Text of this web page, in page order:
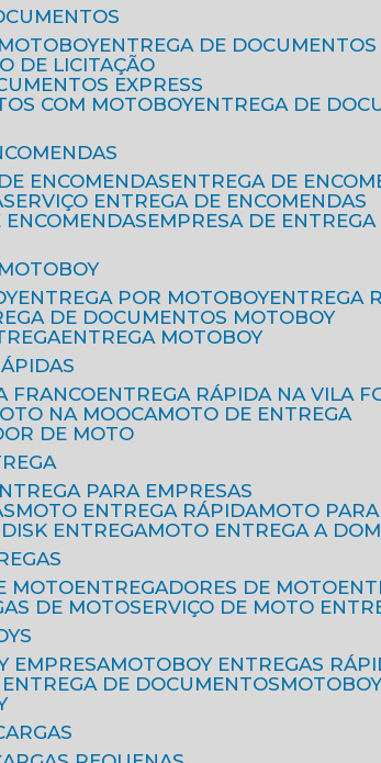
ENTREGA DE
DE LICITAÇÃO
EXPRESS
COM MOTOBOY
ENTREGA DE
ENCOMENDAS
ENTREGA DE
SERVIÇO ENTREGA DE ENCOMENDAS
ENCOMENDAS
EMPRESA DE
ENTREGA POR MOTOBOY
ENTREGA
DE DOCUMENTOS MOTOBOY
ENTREGA MOTOBOY
FRANCO
ENTREGA RÁPIDA NA VILA
NA MOOCA
MOTO DE ENTREGA
DE MOTO
PARA EMPRESAS
MOTO ENTREGA RÁPIDA
MOTO
DISK ENTREGA
MOTO ENTREGA A
MOTO ENTREGADORES DE MOTO
DE MOTO
SERVIÇO DE MOTO
EMPRESA
MOTOBOY ENTREGAS
ENTREGA DE DOCUMENTOS